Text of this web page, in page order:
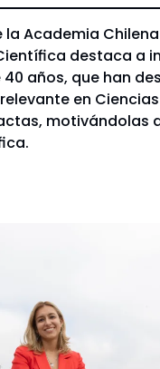
la Academia
destaca a
40 años, que han
en
motivándolas